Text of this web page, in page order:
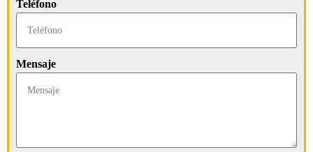
Teléfono
Mensaje